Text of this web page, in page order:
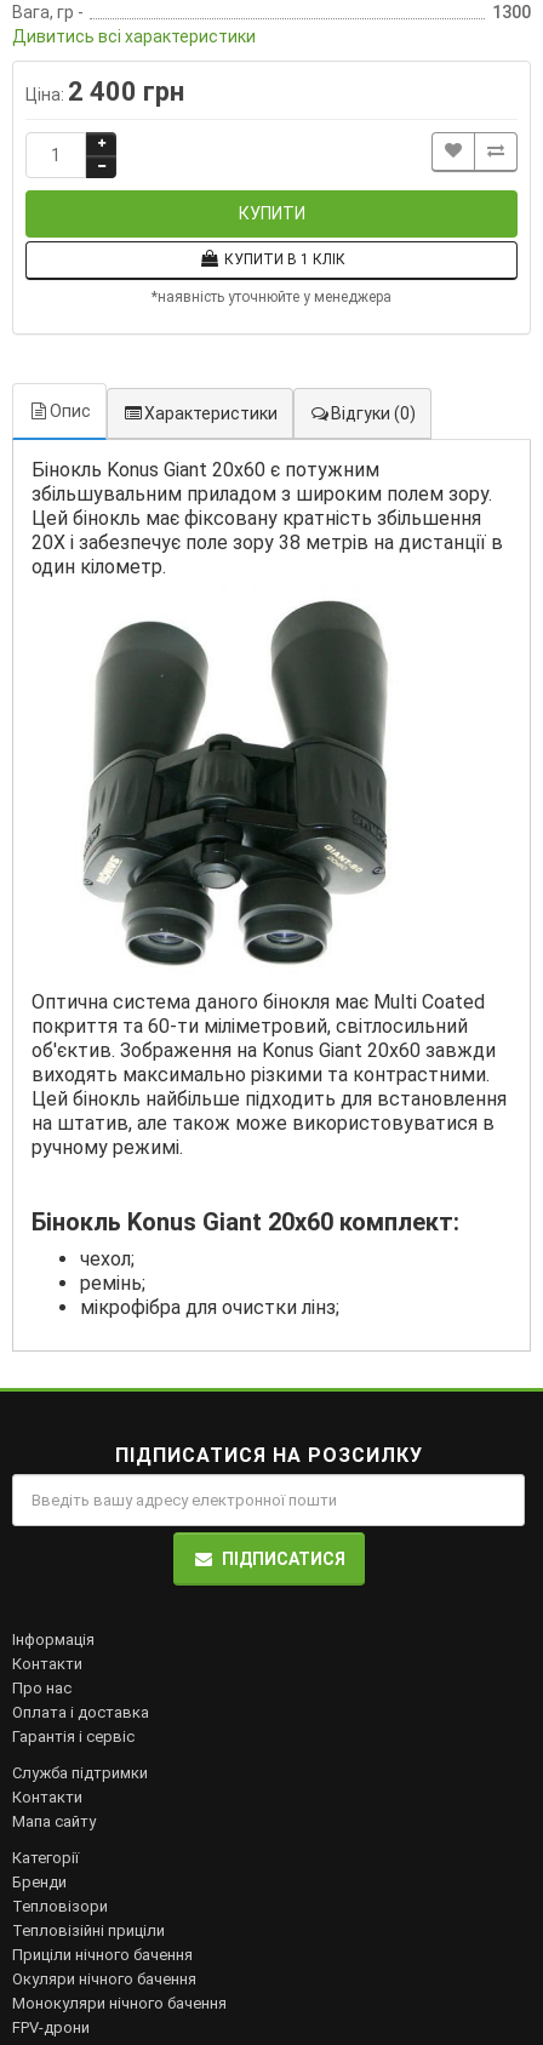
Вага, гр -
1300
Дивитись всі характеристики
Ціна: 2 400 грн
КУПИТИ
КУПИТИ В 1 КЛІК
*наявність уточнюйте у менеджера
Опис Характеристики Відгуки (0)
Бінокль Konus Giant 20x60 є потужним
збільшувальним приладом з широким полем зору.
Цей бінокль має фіксовану кратність збільшення
20Х і забезпечує поле зору 38 метрів на дистанції в
один кілометр.
Оптична система даного бінокля має Multi Coated
покриття та 60-ти міліметровий, світлосильний
об'єктив. Зображення на Konus Giant 20x60 завжди
виходять максимально різкими та контрастними.
Цей бінокль найбільше підходить для встановлення
на штатив, але також може використовуватися в
ручному режимі.
Бінокль Konus Giant 20x60 комплект:
чехол;
ремінь;
мікрофібра для очистки лінз;
ПІДПИСАТИСЯ НА РОЗСИЛКУ
ПІДПИСАТИСЯ
Інформація
Контакти
Про нас
Оплата і доставка
Гарантія і сервіс
Служба підтримки
Контакти
Мапа сайту
Категорії
Бренди
Тепловізори
Тепловізійні приціли
Приціли нічного бачення
Окуляри нічного бачення
Монокуляри нічного бачення
FPV-дрони